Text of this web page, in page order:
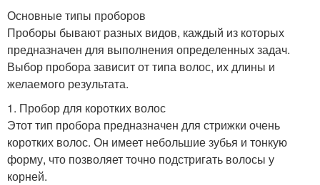
Основные типы проборов
Проборы бывают разных видов, каждый из которых
предназначен для выполнения определенных задач.
Выбор пробора зависит от типа волос, их длины и
желаемого результата.
1. Пробор для коротких волос
Этот тип пробора предназначен для стрижки очень
коротких волос. Он имеет небольшие зубья и тонкую
форму, что позволяет точно подстригать волосы у
корней.